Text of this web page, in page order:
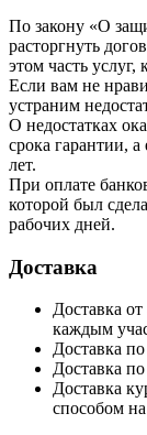
По закону «О
расторгнуть
этом часть
Если вам не
устраним
О недостатках
срока гарантии,
лет.
При оплате
которой был
рабочих дней.
Доставка
Доставка
каждым
Доставка
Доставка
Доставка
способом